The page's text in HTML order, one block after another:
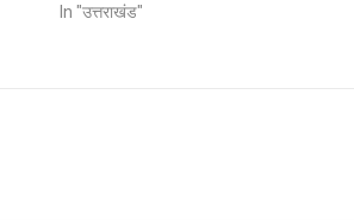
In "उत्तराखंड"